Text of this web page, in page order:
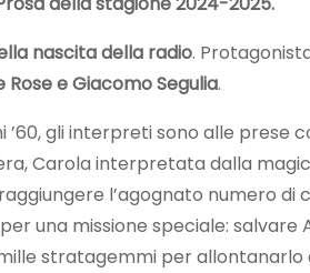
nascita della radio.
Rose e Giacomo Segulia.
gli interpreti sono alle
Carola interpretata dalla
l’agognato numero
una missione speciale: salvare
stratagemmi per allontanarlo